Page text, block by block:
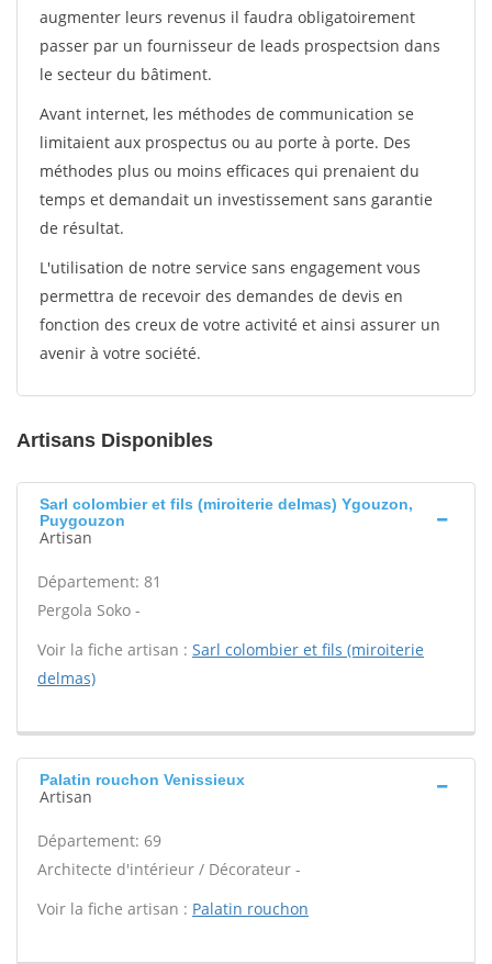
augmenter leurs revenus il faudra obligatoirement
passer par un fournisseur de leads prospectsion dans
le secteur du bâtiment.
Avant internet, les méthodes de communication se
limitaient aux prospectus ou au porte à porte. Des
méthodes plus ou moins efficaces qui prenaient du
temps et demandait un investissement sans garantie
de résultat.
L'utilisation de notre service sans engagement vous
permettra de recevoir des demandes de devis en
fonction des creux de votre activité et ainsi assurer un
avenir à votre société.
Artisans Disponibles
Sarl colombier et fils (miroiterie delmas) Ygouzon,
Puygouzon
Artisan
Département: 81
Pergola Soko -
Voir la fiche artisan : Sarl colombier et fils (miroiterie
delmas)
Palatin rouchon Venissieux
Artisan
Département: 69
Architecte d'intérieur / Décorateur -
Voir la fiche artisan : Palatin rouchon